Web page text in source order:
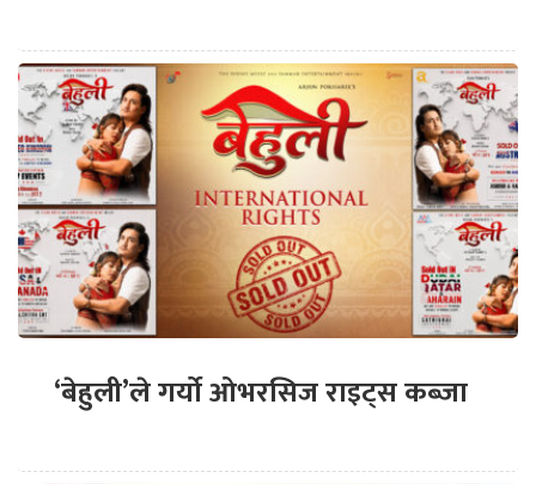
‘बेहुली’ले गर्यो ओभरसिज राइट्स कब्जा